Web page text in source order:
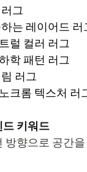
그
는 레이어드 러
럴 컬러 러그
학 패턴 러그
러그
크롬 텍스처 러
드 키워드
방향으로 공간